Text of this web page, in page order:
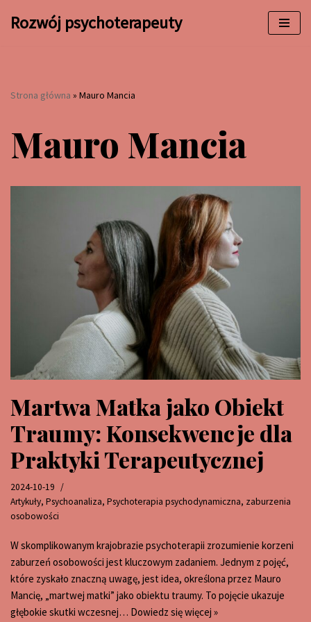
Rozwój psychoterapeuty
Strona główna » Mauro Mancia
Mauro Mancia
Martwa Matka jako Obiekt
Traumy: Konsekwencje dla
Praktyki Terapeutycznej
2024-10-19
Artykuły, Psychoanaliza, Psychoterapia psychodynamiczna, zaburzenia
osobowości
W skomplikowanym krajobrazie psychoterapii zrozumienie korzeni
zaburzeń osobowości jest kluczowym zadaniem. Jednym z pojęć,
które zyskało znaczną uwagę, jest idea, określona przez Mauro
Mancię, „martwej matki” jako obiektu traumy. To pojęcie ukazuje
głębokie skutki wczesnej… Dowiedz się więcej »